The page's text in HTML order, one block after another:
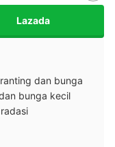
Lazada
dan bunga
bunga kecil